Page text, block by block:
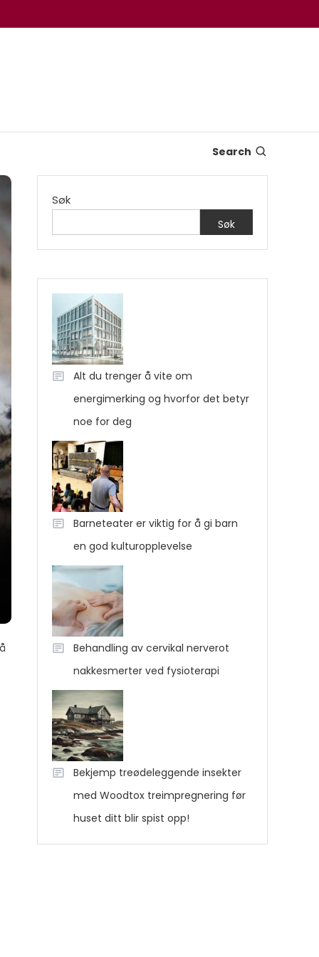
Search
Søk
Søk
Alt du trenger å vite om
energimerking og hvorfor det betyr
noe for deg
Barneteater er viktig for å gi barn
en god kulturopplevelse
Behandling av cervikal nerverot
nakkesmerter ved fysioterapi
Bekjemp treødeleggende insekter
med Woodtox treimpregnering før
huset ditt blir spist opp!